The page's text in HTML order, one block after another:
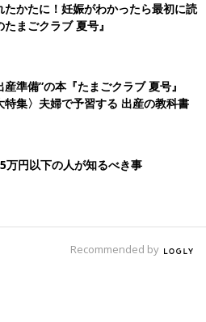
たかたに！妊娠がわかったら最初に読
まごクラブ 夏号』
産準備”の本『たまごクラブ 夏号』
特集〉夫婦で予習する 出産の教科書
万円以下の人が知るべき事
Recommended by